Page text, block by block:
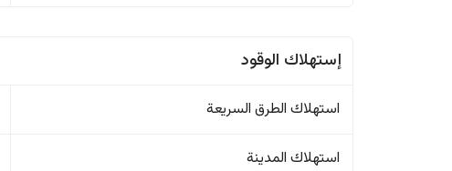
إستهلاك الوقود
استهلاك الطرق السريعة
استهلاك المدينة